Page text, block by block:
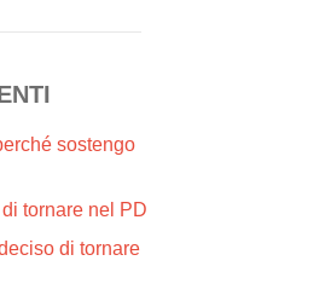
sostengo
tornare nel PD
di tornare